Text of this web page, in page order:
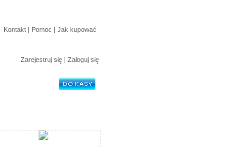
Kontakt| Pomoc | Jak kupować
Zarejestruj się| Zaloguj się